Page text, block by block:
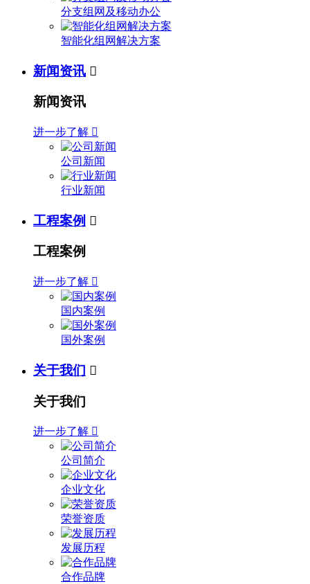
分支组网及移动办公
智能化组网解决方案
新闻资讯 
新闻资讯
进一步了解 
公司新闻
行业新闻
工程案例 
工程案例
进一步了解 
国内案例
国外案例
关于我们 
关于我们
进一步了解 
公司简介
企业文化
荣誉资质
发展历程
合作品牌